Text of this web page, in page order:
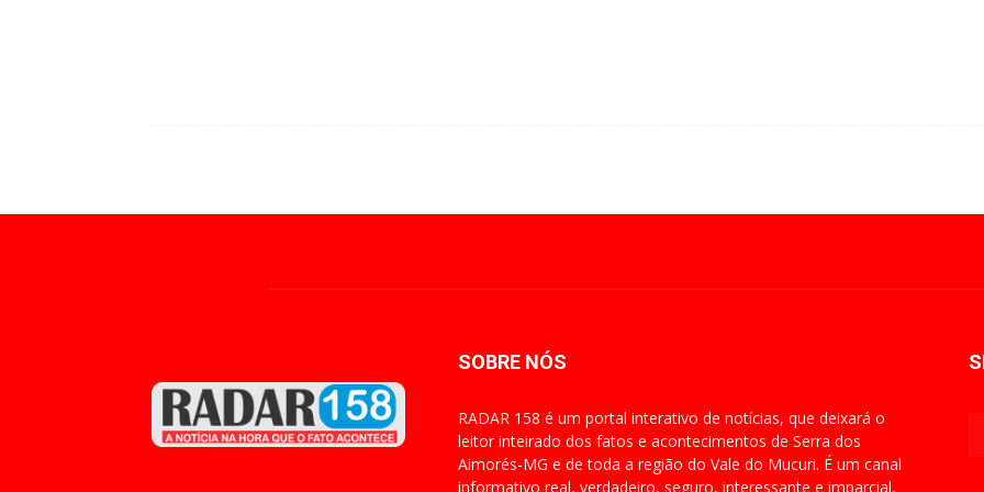
SOBRE NÓS
RADAR 158 é um portal interativo de notícias, que deixará o
leitor inteirado dos fatos e acontecimentos de Serra dos
Aimorés-MG e de toda a região do Vale do Mucuri. É um canal
informativo real, verdadeiro, seguro, interessante e imparcial,